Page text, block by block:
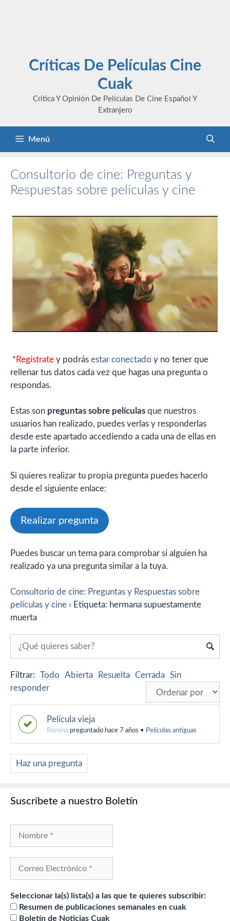
Críticas De Películas Cine
Cuak
Crítica Y Opinión De Películas De Cine Español Y
Extranjero
Menú
Consultorio de cine: Preguntas y
Respuestas sobre películas y cine
* Regístrate y podrás estar conectado y no tener que
rellenar tus datos cada vez que hagas una pregunta o
respondas.
Estas son preguntas sobre películas que nuestros
usuarios han realizado, puedes verlas y responderlas
desde este apartado accediendo a cada una de ellas en
la parte inferior.
Si quieres realizar tu propia pregunta puedes hacerlo
desde el siguiente enlace:
Realizar pregunta
Puedes buscar un tema para comprobar si alguien ha
realizado ya una pregunta similar a la tuya.
Consultorio de cine: Preguntas y Respuestas sobre
películas y cine › Etiqueta: hermana supuestamente
muerta
Filtrar: Todo Abierta Resuelta Cerrada Sin
responder
Película vieja
Romina preguntado hace 7 años • Películas antiguas
Haz una pregunta
Suscríbete a nuestro Boletín
Seleccionar la(s) lista(s) a las que te quieres subscribir:
Resumen de publicaciones semanales en cuak
Boletín de Noticias Cuak